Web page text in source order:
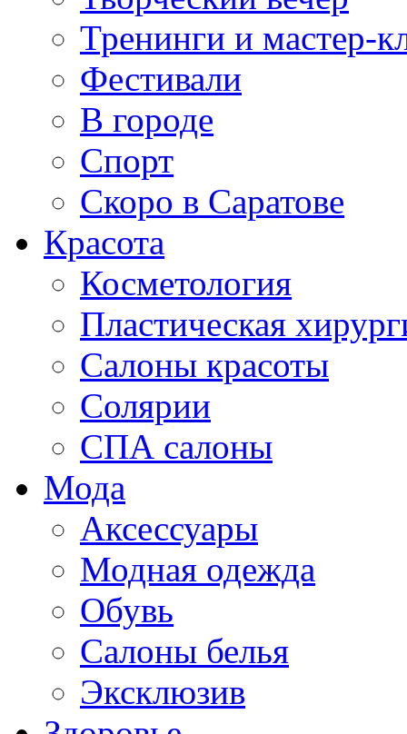
Тренинги и мастер-
Фестивали
В городе
Спорт
Скоро в Саратове
Красота
Косметология
Пластическая
Салоны красоты
Солярии
СПА салоны
Мода
Аксессуары
Модная одежда
Обувь
Салоны белья
Эксклюзив